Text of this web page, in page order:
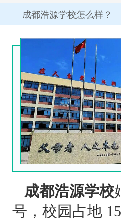
成都浩源学校怎么样？
成都浩源学校
号，校园占地